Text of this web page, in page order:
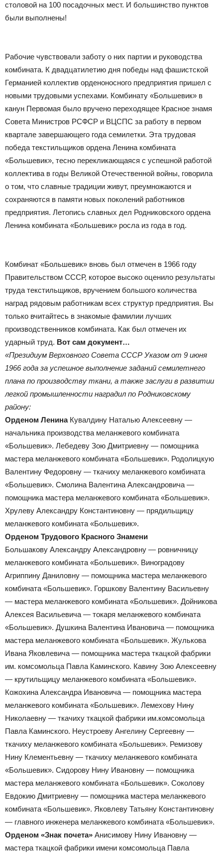
столовой на 100 посадочных мест. И большинство пунктов
были выполнены!
Рабочие чувствовали заботу о них партии и руководства
комбината. К двадцатилетию дня победы над фашистской
Германией коллектив орденоносного предприятия пришел с
новыми трудовыми успехами. Комбинату «Большевик» в
канун Первомая было вручено переходящее Красное знамя
Совета Министров РСФСР и ВЦСПС за работу в первом
квартале завершающего года семилетки. Эта трудовая
победа текстильщиков ордена Ленина комбината
«Большевик», тесно перекликающаяся с успешной работой
коллектива в годы Великой Отечественной войны, говорила
о том, что славные традиции живут, преумножаются и
сохраняются в памяти новых поколений работников
предприятия. Летопись славных дел Родниковского ордена
Ленина комбината «Большевик» росла из года в год.
Комбинат «Большевик» вновь был отмечен в 1966 году
Правительством СССР, которое высоко оценило результаты
труда текстильщиков, вручением большого количества
наград рядовым работникам всех структур предприятия. Вы
только вчитайтесь в знакомые фамилии лучших
производственников комбината. Как был отмечен их
ударный труд. Вот сам документ…
«Президиум Верховного Совета СССР Указом от 9 июня
1966 года за успешное выполнение заданий семилетнего
плана по производству ткани, а также заслуги в развитии
легкой промышленности наградил по Родниковскому
району:
Орденом ЛенинаКувалдину Наталью Алексеевну —
начальника производства меланжевого комбината
«Большевик». Лебедеву Зою Дмитриевну — помощника
мастера меланжевого комбината «Большевик». Родолицкую
Валентину Федоровну — ткачиху меланжевого комбината
«Большевик». Смолина Валентина Александровича —
помощника мастера меланжевого комбината «Большевик».
Хрулеву Александру Константиновну — прядильщицу
меланжевого комбината «Большевик».
Орденом Трудового Красного Знамени
Большакову Александру Александровну — ровничницу
меланжевого комбината «Большевик». Виноградову
Агриппину Даниловну — помощника мастера меланжевого
комбината «Большевик». Горшкову Валентину Васильевну
— мастера меланжевого комбината «Большевик». Дойникова
Алексея Васильевича — токаря меланжевого комбината
«Большевик». Душкина Валентина Ивановича — помощника
мастера меланжевого комбината «Большевик». Жулькова
Ивана Яковлевича — помощника мастера ткацкой фабрики
им. комсомольца Павла Каминского. Кавину Зою Алексеевну
— крутильщицу меланжевого комбината «Большевик».
Кожохина Александра Ивановича — помощника мастера
меланжевого комбината «Большевик». Лемехову Нину
Николаевну — ткачиху ткацкой фабрики им.комсомольца
Павла Каминского. Неустроеву Ангелину Сергеевну —
ткачиху меланжевого комбината «Большевик». Ремизову
Нину Клементьевну — ткачиху меланжевого комбината
«Большевик». Сидорову Нину Ивановну — помощника
мастера меланжевого комбината «Большевик». Соколову
Евдокию Дмитриевну — помощника мастера меланжевого
комбината «Большевик». Яковлеву Татьяну Константиновну
— главного инженера меланжевого комбината «Большевик».
Орденом «Знак почета» Анисимову Нину Ивановну —
мастера ткацкой фабрики имени комсомольца Павла